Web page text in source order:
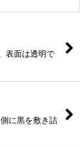
表面は透明で
に黒を敷き詰